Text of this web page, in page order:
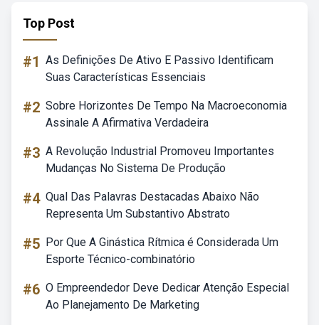
Top Post
#1 As Definições De Ativo E Passivo Identificam
Suas Características Essenciais
#2 Sobre Horizontes De Tempo Na Macroeconomia
Assinale A Afirmativa Verdadeira
#3 A Revolução Industrial Promoveu Importantes
Mudanças No Sistema De Produção
#4 Qual Das Palavras Destacadas Abaixo Não
Representa Um Substantivo Abstrato
#5 Por Que A Ginástica Rítmica é Considerada Um
Esporte Técnico-combinatório
#6 O Empreendedor Deve Dedicar Atenção Especial
Ao Planejamento De Marketing